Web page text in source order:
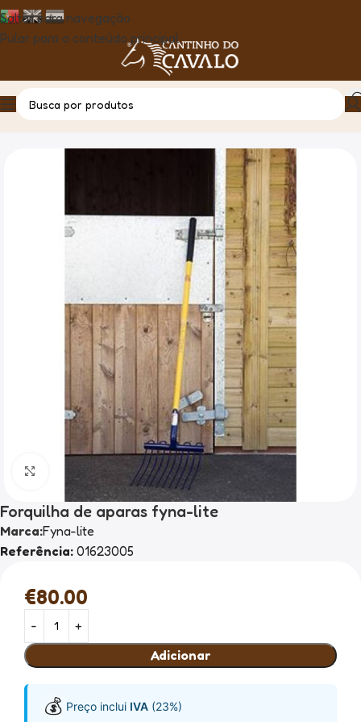
Saltar para navegação
Pular para o conteúdo principal
Casa Produto Forquilha de aparas fyna-lite
Clique para ampliar
Forquilha de aparas fyna-lite
Marca:Fyna-lite
Referência: 01623005
€80.00
Adicionar
💰 Preço inclui IVA (23%)